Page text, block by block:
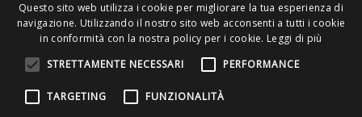
Telefono:
035
035
Questo sito web utilizza i cookie per migliorare la tua esperienza di
navigazione. Utilizzando il nostro sito web acconsenti a tutti i cookie
in conformità con la nostra policy per i cookie. Leggi di più
STRETTAMENTE NECESSARI
PERFORMANCE
TARGETING FUNZIONALITÀ